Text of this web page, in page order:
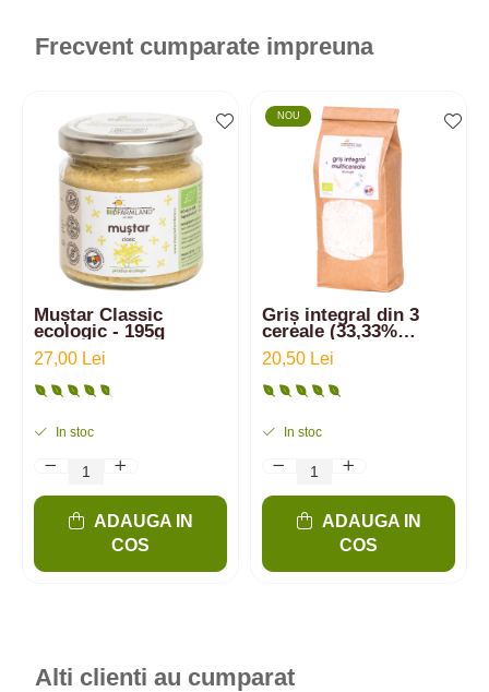
Frecvent cumparate impreuna
Muștar Classic
ecologic - 195g
27,00 Lei
In stoc
ADAUGA IN
COS
NOU
Griș integral din 3
cereale (33,33%
spelta, 33,33% secară,
33,33% einkorn),
alternativă sănătoasă
pentru gătit | 500g
20,50 Lei
In stoc
ADAUGA IN
COS
Alti clienti au cumparat